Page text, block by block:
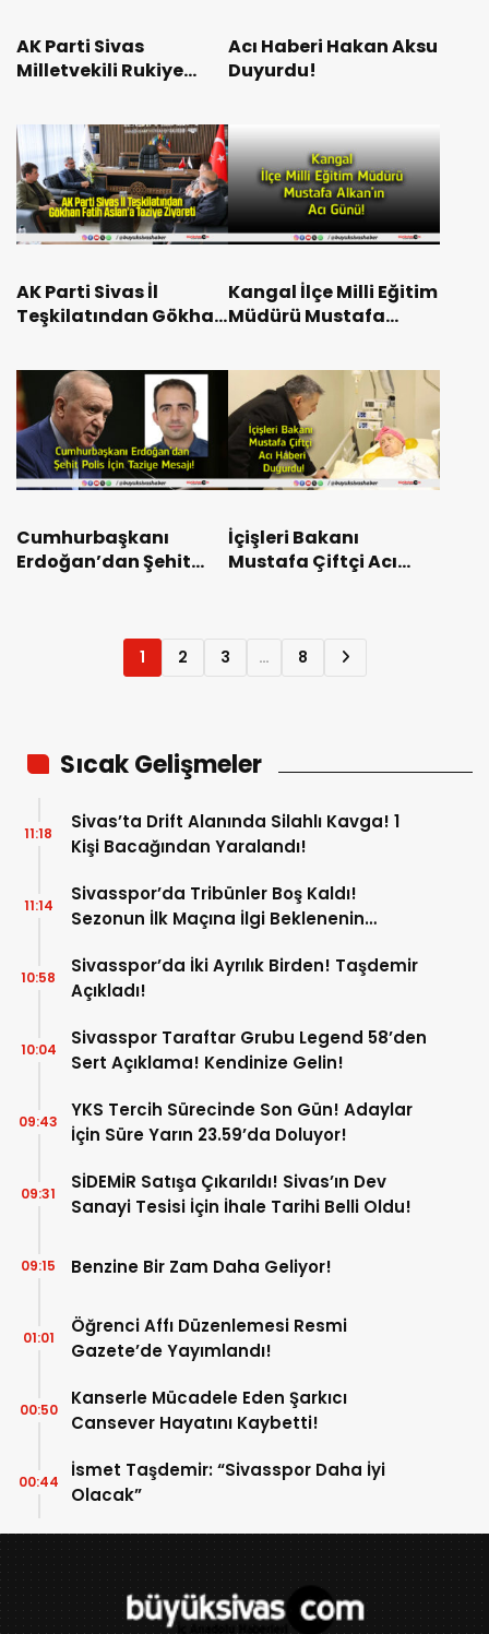
AK Parti Sivas
Milletvekili Rukiye
Acı Haberi Hakan Aksu
Duyurdu!
AK Parti Sivas İl
Teşkilatından Gökhan
Ziyareti
Kangal İlçe Milli Eğitim
Müdürü Mustafa
Cumhurbaşkanı
Erdoğan’dan Şehit
İçişleri Bakanı
Mustafa Çiftçi Acı
1 2 3 … 8
Sıcak Gelişmeler
Sivas’ta Drift Alanında Silahlı Kavga! 1
Kişi Bacağından Yaralandı!
11:18
Sivasspor’da Tribünler Boş Kaldı!
Sezonun İlk Maçına İlgi Beklenenin
11:14
Sivasspor’da İki Ayrılık Birden! Taşdemir
Açıkladı!
10:58
Sivasspor Taraftar Grubu Legend 58’den
Sert Açıklama! Kendinize Gelin!
10:04
YKS Tercih Sürecinde Son Gün! Adaylar
İçin Süre Yarın 23.59’da Doluyor!
09:43
SİDEMİR Satışa Çıkarıldı! Sivas’ın Dev
Sanayi Tesisi İçin İhale Tarihi Belli Oldu!
09:31
Benzine Bir Zam Daha Geliyor!
09:15
Öğrenci Affı Düzenlemesi Resmi
Gazete’de Yayımlandı!
01:01
Kanserle Mücadele Eden Şarkıcı
Cansever Hayatını Kaybetti!
00:50
İsmet Taşdemir: “Sivasspor Daha İyi
Olacak”
00:44